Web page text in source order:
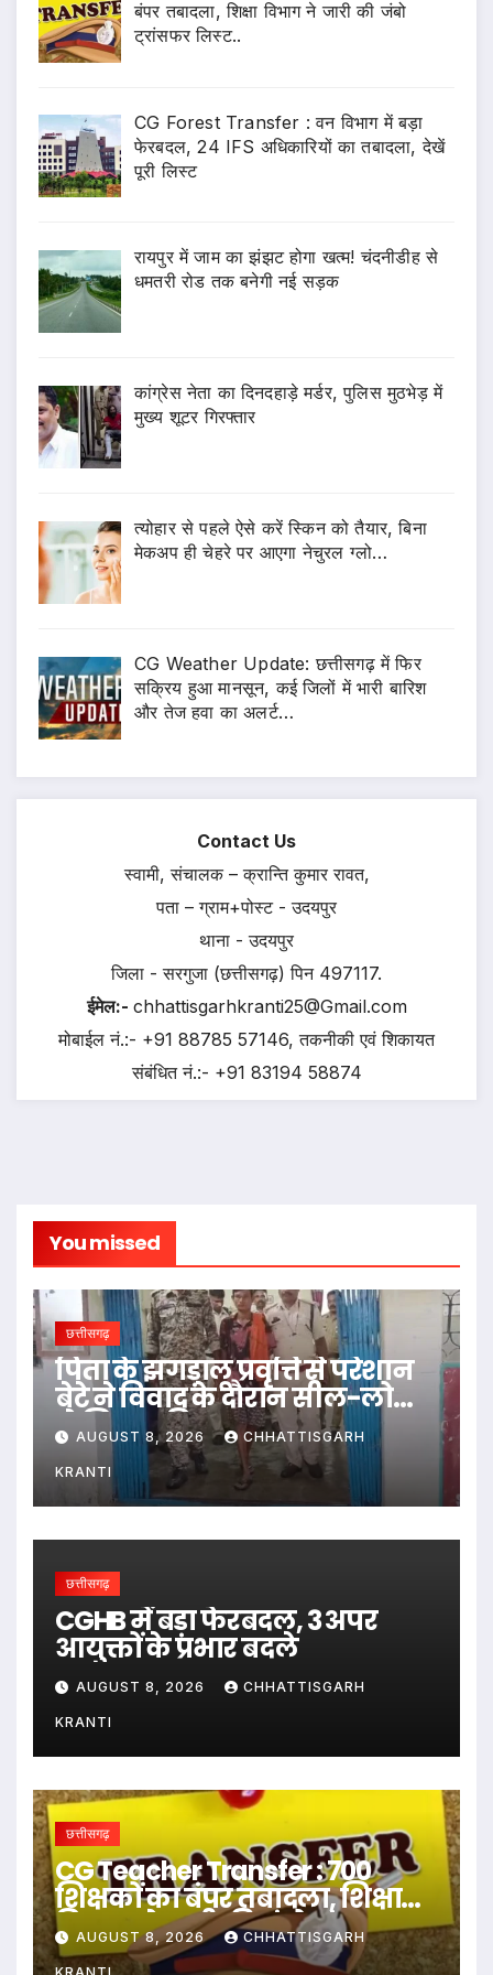
बंपर तबादला, शिक्षा विभाग ने जारी की जंबो
ट्रांसफर लिस्ट..
CG Forest Transfer : वन विभाग में बड़ा
फेरबदल, 24 IFS अधिकारियों का तबादला, देखें
पूरी लिस्ट
रायपुर में जाम का झंझट होगा खत्म! चंदनीडीह से
धमतरी रोड तक बनेगी नई सड़क
कांग्रेस नेता का दिनदहाड़े मर्डर, पुलिस मुठभेड़ में
मुख्य शूटर गिरफ्तार
त्योहार से पहले ऐसे करें स्किन को तैयार, बिना
मेकअप ही चेहरे पर आएगा नेचुरल ग्लो…
CG Weather Update: छत्तीसगढ़ में फिर
सक्रिय हुआ मानसून, कई जिलों में भारी बारिश
और तेज हवा का अलर्ट…
Contact Us
स्वामी, संचालक – क्रान्ति कुमार रावत,
पता – ग्राम+पोस्ट - उदयपुर
थाना - उदयपुर
जिला - सरगुजा (छत्तीसगढ़) पिन 497117.
ईमेल:- chhattisgarhkranti25@Gmail.com
मोबाईल नं.:- +91 88785 57146, तकनीकी एवं शिकायत
संबंधित नं.:- +91 83194 58874
You missed
छत्तीसगढ़
पिता के झगड़ालू प्रवृत्ति से परेशान
बेटे ने विवाद के दौरान सील-लोढ़ा
से सिर पर किया वार…
AUGUST 8, 2026 CHHATTISGARH
KRANTI
छत्तीसगढ़
CGHB में बड़ा फेरबदल, 3 अपर
आयुक्तों के प्रभार बदले
AUGUST 8, 2026 CHHATTISGARH
KRANTI
छत्तीसगढ़
CG Teacher Transfer : 700
शिक्षकों का बंपर तबादला, शिक्षा
विभाग ने जारी की जंबो ट्रांसफर
लिस्ट..
AUGUST 8, 2026 CHHATTISGARH